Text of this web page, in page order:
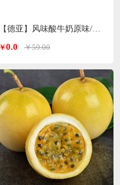
￥0.0 ￥59.00